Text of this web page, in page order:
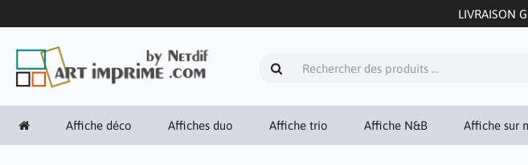
LIVRAISON
Affiche déco Affiches duo Affiche trio Affiche N&B Affiche sur